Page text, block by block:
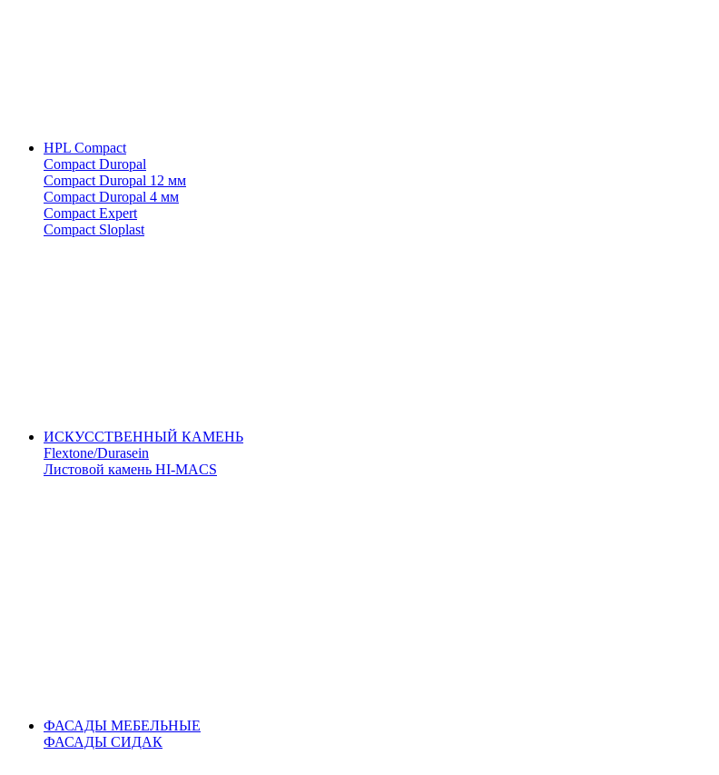
HPL Compact
Compact Duropal
Compact Duropal 12 мм
Compact Duropal 4 мм
Compact Expert
Compact Sloplast
ИСКУССТВЕННЫЙ КАМЕНЬ
Flextone/Durasein
Листовой камень HI-MACS
ФАСАДЫ МЕБЕЛЬНЫЕ
ФАСАДЫ СИДАК